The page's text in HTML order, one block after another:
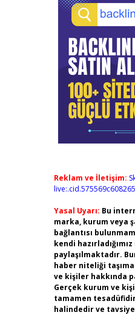
Reklam ve İletişim:
Yasal Uyarı: Bu
marka, kurum veya
bağlantısı
kendi
paylaşılmaktadır.
haber niteliği
ve kişiler hakkında
Gerçek kurum ve
tamamen
halindedir ve